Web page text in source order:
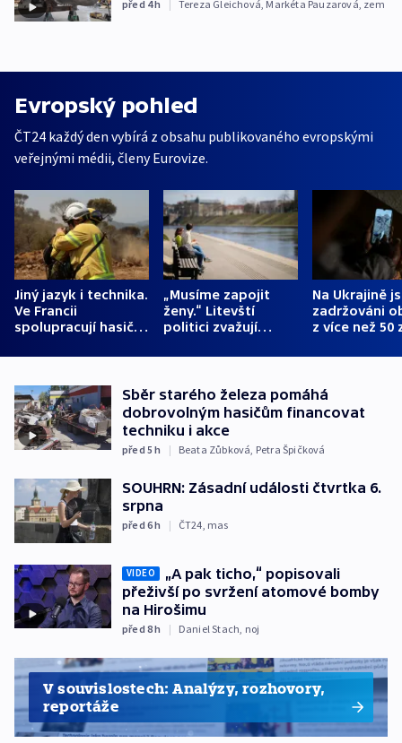
před 4h Tereza Gleichová Markéta Pauzarová zem
Evropský pohled
ČT24 každý den vybírá z obsahu publikovaného evropskými
veřejnými médii, členy Eurovize.
Jiný jazyk i technika.
Ve Francii
spolupracují hasiči z
„Musíme zapojit
ženy.“ Litevští
politici zvažují
demografii
Na Ukrajině
zadržováni
z více než 50
Ruska
Sběr starého železa pomáhá
dobrovolným hasičům financovat
techniku i akce
před 5h | Beata Zůbková, Petra Špičková
SOUHRN: Zásadní události čtvrtka 6.
srpna
před 6h | ČT24, mas
VIDEO
„A pak ticho,“ popisovali
přeživší po svržení atomové bomby
na Hirošimu
před 8h | Daniel Stach noj
V souvislostech: Analýzy, rozhovory,
reportáže